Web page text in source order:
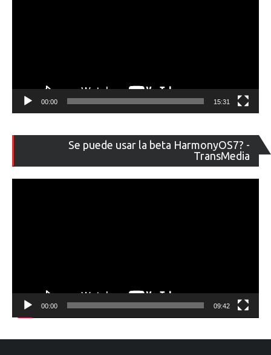
00:00 15:31
Se puede usar la beta HarmonyOS7? -
TransMedia
de
00:00 09:42